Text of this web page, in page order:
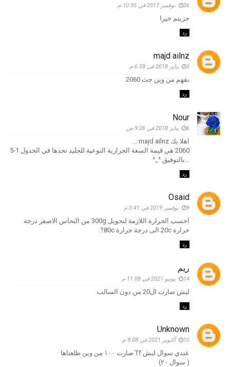
26 نوفمبر 2017 في 10:35 م
جزيتم خيرا
رد
majd ailnz
5 يناير 2018 في 6:58 م
بفهم من وين جت 2060
رد
Nour
6 يناير 2018 في 9:26 ص
اهلا بك majd ailnz ...
2060 هي قيمة السعة الحرارية النوعية للجليد تجدها في الجدول 1-5
...بالتوفيق ^_^
رد
Osaid
9 نوفمبر 2019 في 3:41 م
احسب الحرارة اللازمة لتحويل 300g من النحاس الاصفر درجة
حرارة 20c الى درجة حرارة 80c?
رد
ريم
14 يونيو 2021 في 11:08 م
ليش صارت ال20 من دون السالب
رد
Unknown
10 أكتوبر 2021 في 9:08 م
عندي سوال ليش Tf صارت ١٠٠ من وين طلعناها
( سوال ٢٠)